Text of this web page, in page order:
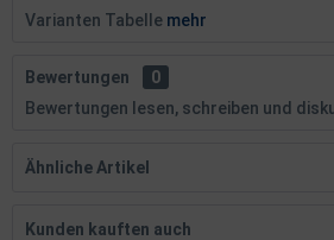
Varianten Tabelle mehr
Bewertungen
0
Bewertungen lesen, schreiben und
Ähnliche Artikel
Kunden kauften auch